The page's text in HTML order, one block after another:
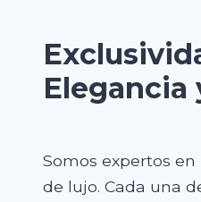
Elegancia
Somos expertos
de lujo. Cada una